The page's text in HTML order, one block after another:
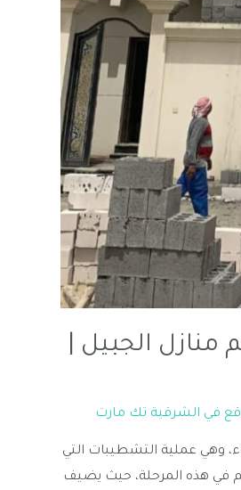
الجبيل |
في الشرقية تك مارت
وهي عملية التشطيبات التي
في هذه المرحلة، حيث يضيف